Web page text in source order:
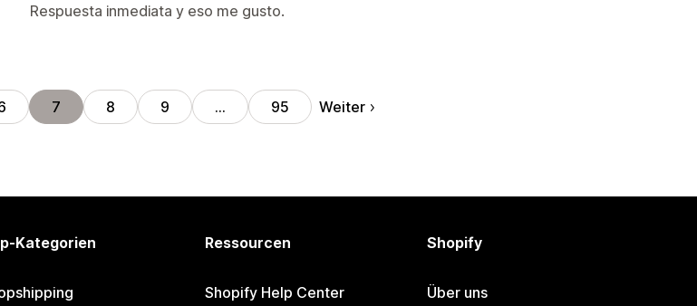
Respuesta inmediata y eso me gusto.
7 8 9 … 95 Weiter
Kategorien Ressourcen
Shopify Help Center
Shopify
Über uns